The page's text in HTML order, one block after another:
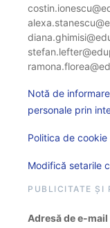
Notă de
personale prin
Politica de cookie
Modifică setarile
PUBLICITATE ȘI
Adresă de e-mail